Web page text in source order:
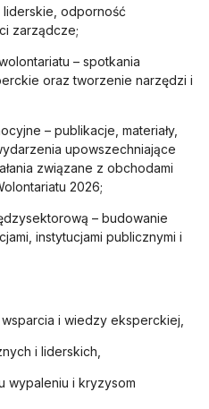
odporność
zarządcze;
– spotkania
oraz tworzenie narzędzi i
– publikacje, materiały,
upowszechniające
związane z obchodami
2026;
– budowanie
instytucjami publicznymi i
i wiedzy eksperckiej,
i liderskich,
wypaleniu i kryzysom